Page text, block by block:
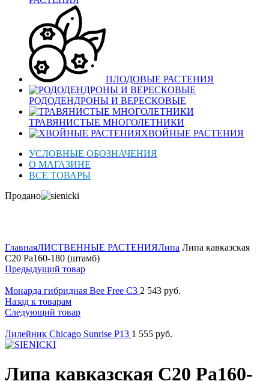
ПЛОДОВЫЕ РАСТЕНИЯ
РОДОДЕНДРОНЫ И ВЕРЕСКОВЫЕ
ТРАВЯНИСТЫЕ МНОГОЛЕТНИКИ
ХВОЙНЫЕ РАСТЕНИЯ
УСЛОВНЫЕ ОБОЗНАЧЕНИЯ
О МАГАЗИНЕ
ВСЕ ТОВАРЫ
Продано
ГлавнаяЛИСТВЕННЫЕ РАСТЕНИЯЛипа Липа кавказская
C20 Pa160-180 (штамб)
Предыдущий товар
Монарда гибридная Bee Free C3 2 543 руб.
Назад к товарам
Следующий товар
Лилейник Chicago Sunrise P13 1 555 руб.
Липа кавказская C20 Pa160-